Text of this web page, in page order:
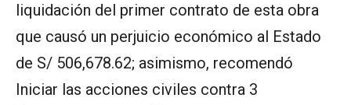
liquidación del primer contrato de esta obra
que causó un perjuicio económico al Estado
de S/ 506,678.62; asimismo, recomendó
Iniciar las acciones civiles contra 3